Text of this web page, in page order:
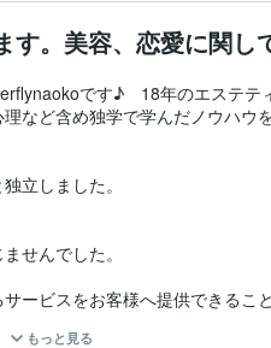
。美容、恋愛に関し
です♪　18年のエステ
など含め独学で学んだノウハウ
立しました。
せんでした。
ービスをお客様へ提供できるこ
もっと見る